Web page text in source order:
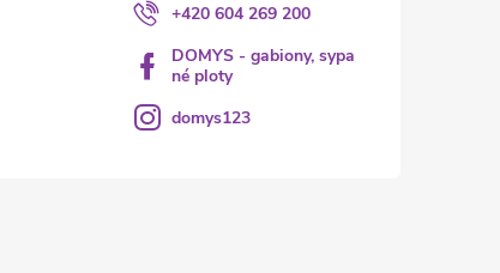
+420 604 269 200
DOMYS - gabiony, sypa
né ploty
domys123